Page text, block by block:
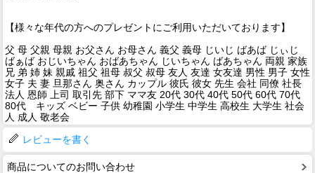
【様々な年代の方へのプレゼントにご利用いただいております】
父 母 父親 母親 お父さん お母さん 義父 義母 じいじ ばあば じぃじ
ばぁば おじいちゃん おばあちゃん じいちゃん ばあちゃん 両親 家族
兄 弟 姉 妹 親戚 祖父 祖母 叔父 叔母 友人 友達 女友達 男性 男子 女性
女子 夫 妻 旦那さん 奥さん カップル 彼氏 彼女 先生 会社 同僚 社長
法人 恩師 上司 取引先 部下 ママ友 20代 30代 40代 50代 60代 70代
80代 キッズ ベビー 子供 幼稚園 小学生 中学生 高校生 大学生 社会
人 成人 敬老会
レビューを書く
商品についてのお問い合わせ